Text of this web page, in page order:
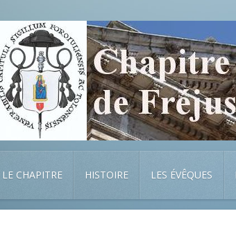
LE CHAPITRE HISTOIRE LES ÉVÊQUES